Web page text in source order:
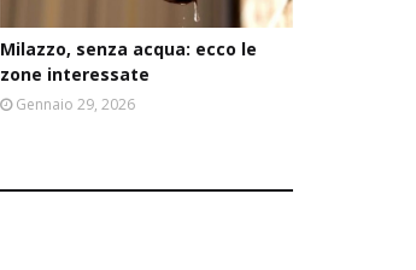
Milazzo, senza acqua: ecco le
zone interessate
Gennaio 29, 2026